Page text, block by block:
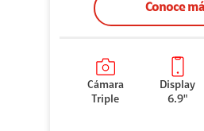
Conoce
Cámara
Triple
Display
6.9"